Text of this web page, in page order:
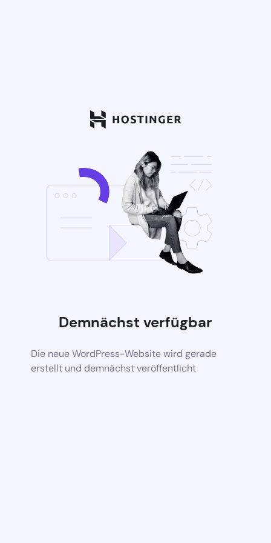
Demnächst verfügbar
Die neue WordPress-Website wird gerade
erstellt und demnächst veröffentlicht